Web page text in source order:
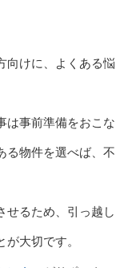
向けに、よくある悩
は事前準備をおこな
る物件を選べば、不
せるため、引っ越し
大切です。